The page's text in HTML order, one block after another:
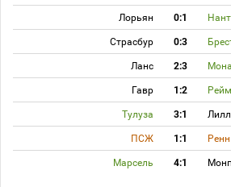
Лорьян 0:1 Нант
Страсбур 0:3
Ланс 2:3
Гавр 1:2
Тулуза 3:1
ПСЖ 1:1 Ренн
Марсель 4:1